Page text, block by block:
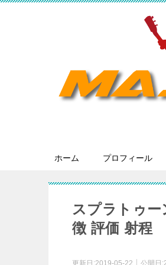
ホーム プロフィール
スプラトゥ
徴 評価 射程